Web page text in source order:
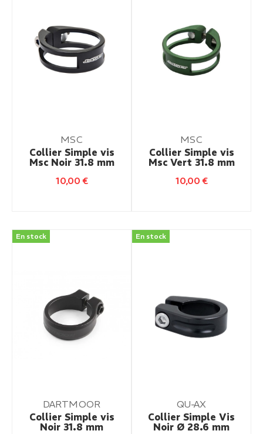
MSC
Collier Simple vis
Msc Noir 31.8 mm
10,00€
MSC
Collier Simple vis
Msc Vert 31.8 mm
10,00€
En stock
DARTMOOR
Collier Simple vis
Noir 31.8 mm
En stock
QU-AX
Collier Simple Vis
Noir Ø 28.6 mm